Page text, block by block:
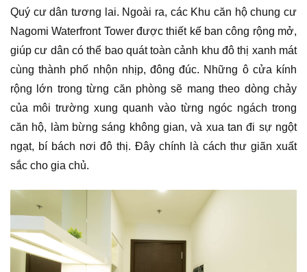
Quý cư dân tương lai. Ngoài ra, các Khu căn hộ chung cư
Nagomi Waterfront Tower được thiết kế ban công rộng mở,
giúp cư dân có thể bao quát toàn cảnh khu đô thị xanh mát
cùng thành phố nhộn nhịp, đông đúc. Những ô cửa kính
rộng lớn trong từng căn phòng sẽ mang theo dòng chảy
của môi trường xung quanh vào từng ngóc ngách trong
căn hộ, làm bừng sáng không gian, và xua tan đi sự ngột
ngạt, bí bách nơi đô thị. Đây chính là cách thư giãn xuất
sắc cho gia chủ.